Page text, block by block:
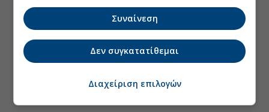
Συναίνεση
Δεν συγκατατίθεμαι
Διαχείριση επιλογών